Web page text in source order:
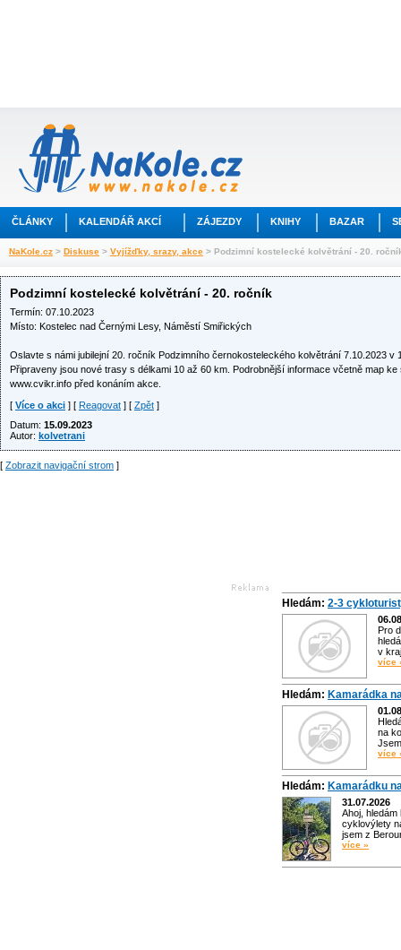
ČLÁNKY KALENDÁŘ AKCÍ ZÁJEZDY KNIHY BAZAR
NaKole.cz > Diskuse > Vyjížďky, srazy, akce > Podzimní kostelecké kolvětrání - 20.
Podzimní kostelecké kolvětrání - 20. ročník
Termín: 07.10.2023
Místo: Kostelec nad Černými Lesy, Náměstí Smiřických
Oslavte s námi jubilejní 20. ročník Podzimního černokosteleckého kolvětrání 7.10.2023 v
Připraveny jsou nové trasy s délkami 10 až 60 km. Podrobnější informace včetně map
www.cvikr.info před konáním akce.
[ Více o akci ] [ Reagovat ] [ Zpět ]
Datum: 15.09.2023
Autor: kolvetrani
[ Zobrazit navigační strom ]
Hledám: 2-3
Pro
v
více
Hledám: Kamarádka
na
více
Hledám: Kamarádku
31.07.2026
Ahoj,
cyklovýlety
jsem z
více »